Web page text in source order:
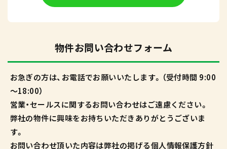
物件お問い合わせフォーム
お急ぎの方は、お電話でお願いいたします。（受付時間 9:00
～18:00）
営業・セールスに関するお問い合わせはご遠慮ください。
弊社の物件に興味をお持ちいただきありがとうございま
す。
お問い合わせ頂いた内容は弊社の掲げる個人情報保護方針